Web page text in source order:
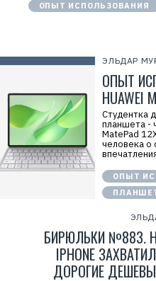
ОПЫТ ИСПОЛЬЗОВАНИЯ
ЭЛЬДАР
ОПЫТ
HUAWEI
Студентка
планшета -
MatePad
человека о
ОПЫТ
БИРЮЛЬКИ №883.
IPHONE
ДОРОГИЕ